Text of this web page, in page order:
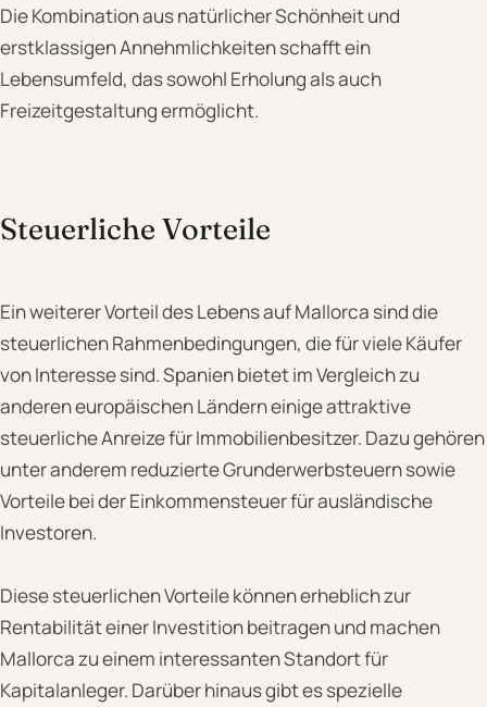
Die Kombination aus natürlicher Schönheit und
erstklassigen Annehmlichkeiten schafft ein
Lebensumfeld, das sowohl Erholung als auch
Freizeitgestaltung ermöglicht.
Steuerliche Vorteile
Ein weiterer Vorteil des Lebens auf Mallorca sind die
steuerlichen Rahmenbedingungen, die für viele Käufer
von Interesse sind. Spanien bietet im Vergleich zu
anderen europäischen Ländern einige attraktive
steuerliche Anreize für Immobilienbesitzer. Dazu gehören
unter anderem reduzierte Grunderwerbsteuern sowie
Vorteile bei der Einkommensteuer für ausländische
Investoren.
Diese steuerlichen Vorteile können erheblich zur
Rentabilität einer Investition beitragen und machen
Mallorca zu einem interessanten Standort für
Kapitalanleger. Darüber hinaus gibt es spezielle